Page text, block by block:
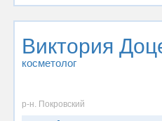
Виктория
косметолог
р-н. Покровский